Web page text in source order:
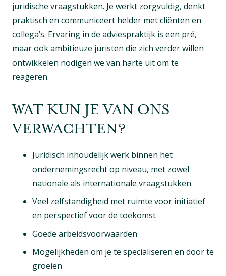
juridische vraagstukken. Je werkt zorgvuldig, denkt
praktisch en communiceert helder met cliënten en
collega’s. Ervaring in de adviespraktijk is een pré,
maar ook ambitieuze juristen die zich verder willen
ontwikkelen nodigen we van harte uit om te
reageren.
WAT KUN JE VAN ONS
VERWACHTEN?
Juridisch inhoudelijk werk binnen het
ondernemingsrecht op niveau, met zowel
nationale als internationale vraagstukken.
Veel zelfstandigheid met ruimte voor initiatief
en perspectief voor de toekomst
Goede arbeidsvoorwaarden
Mogelijkheden om je te specialiseren en door te
groeien